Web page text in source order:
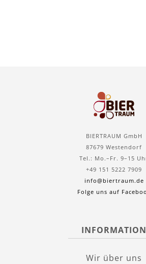
BIERTRAUM GmbH
87679 Westendorf
Tel.: Mo.–Fr. 9–15
+49 151 5222 7909
info@biertraum.de
Folge uns auf
INFORMATION
Wir über uns